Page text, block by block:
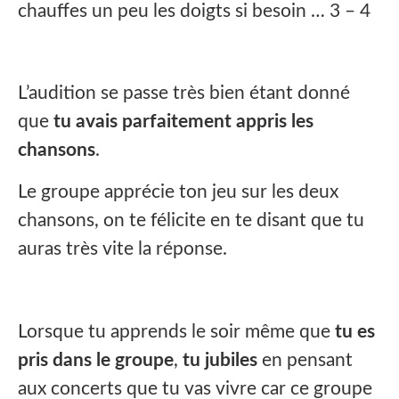
chauffes un peu les doigts si besoin … 3 – 4
L’audition se passe très bien étant donné
que tu avais parfaitement appris les
chansons.
Le groupe apprécie ton jeu sur les deux
chansons, on te félicite en te disant que tu
auras très vite la réponse.
Lorsque tu apprends le soir même que tu es
pris dans le groupe, tu jubiles en pensant
aux concerts que tu vas vivre car ce groupe